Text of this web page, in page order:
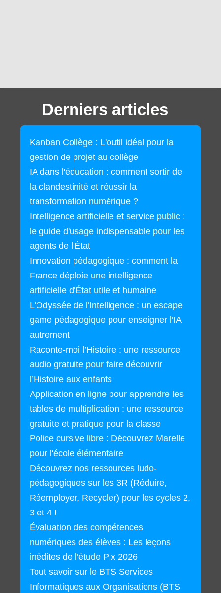
Derniers articles
Kanban Collège : L'outil idéal pour la
gestion de projet au collège
IA dans l'éducation : comment sortir de
la clandestinité et réussir la
transformation numérique ?
Intelligence artificielle et service public :
le guide d'usage indispensable pour les
agents de l'État
Innovation pédagogique : comment la
France déploie une intelligence
artificielle d'État utile et humaine
L'Odyssée de l'Intelligence : un escape
game pédagogique pour enseigner l'IA
autrement
Raconte-moi l’Histoire : une ressource
audio gratuite pour faire découvrir
l’Histoire aux enfants
Application en ligne pour apprendre les
tables de multiplication : une ressource
gratuite et pratique pour la classe
Police cursive libre : Découvrez Marelle
pour l'école élémentaire
Découvrez nos ressources ludo-
pédagogiques sur les 3R (Réduire,
Réemployer, Recycler) pour les cycles 2,
3 et 4 !
Évaluation des compétences
numériques des élèves : Les leçons
inédites de l'étude Pix 2026
Tout savoir sur le BTS Services
Informatiques aux Organisations (BTS